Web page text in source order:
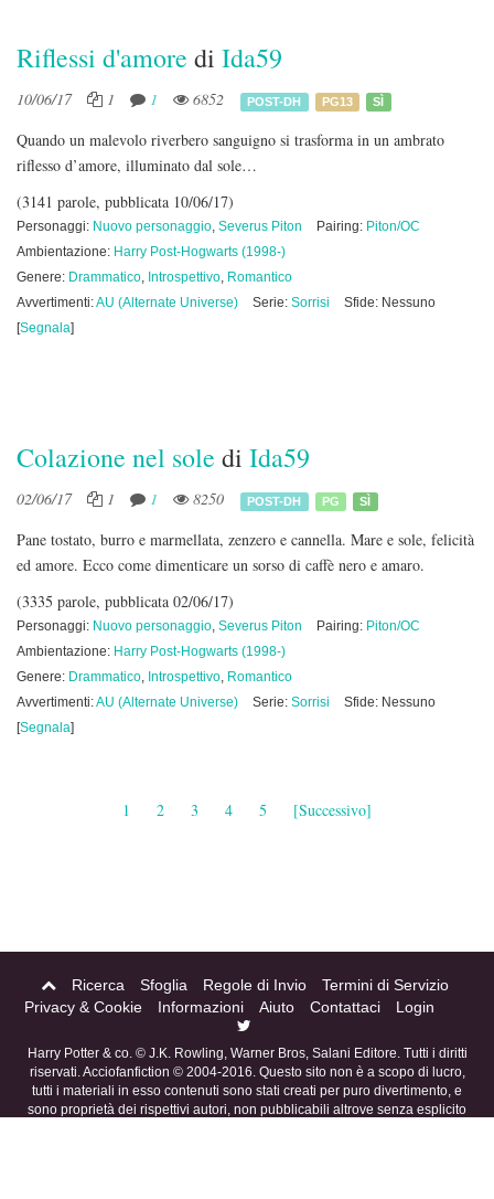
Riflessi d'amore di Ida59
10/06/17 1 1 6852 POST-DH PG13 SÌ
Quando un malevolo riverbero sanguigno si trasforma in un ambrato
riflesso d’amore, illuminato dal sole…
(3141 parole, pubblicata 10/06/17)
Personaggi: Nuovo personaggio, Severus Piton Pairing: Piton/OC
Ambientazione: Harry Post-Hogwarts (1998-)
Genere: Drammatico, Introspettivo, Romantico
Avvertimenti:AU (Alternate Universe) Serie: Sorrisi
Sfide: Nessuno
[Segnala]
Colazione nel sole di Ida59
02/06/17 1 1 8250 POST-DH PG SÌ
Pane tostato, burro e marmellata, zenzero e cannella. Mare e sole, felicità
ed amore. Ecco come dimenticare un sorso di caffè nero e amaro.
(3335 parole, pubblicata 02/06/17)
Personaggi: Nuovo personaggio, Severus Piton Pairing: Piton/OC
Ambientazione: Harry Post-Hogwarts (1998-)
Genere: Drammatico, Introspettivo, Romantico
Avvertimenti:AU (Alternate Universe) Serie: Sorrisi
Sfide: Nessuno
[Segnala]
1 2 3 4 5 [Successivo]
Ricerca Sfoglia Regole di Invio
Termini di Servizio
Privacy & Cookie
Informazioni Aiuto Contattaci Login
Harry Potter & co. © J.K. Rowling, Warner Bros, Salani Editore. Tutti i diritti
riservati. Acciofanfiction © 2004-2016. Questo sito non è a scopo di lucro,
tutti i materiali in esso contenuti sono stati creati per puro divertimento, e
sono proprietà dei rispettivi autori, non pubblicabili altrove senza esplicito